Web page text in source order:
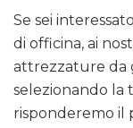
Se sei
di officina, ai
attrezzature da
selezionando la
risponderemo il